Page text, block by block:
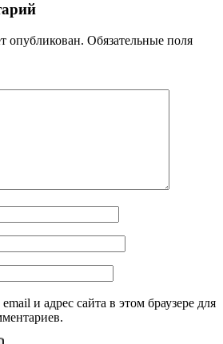
опубликован. Обязательные поля
и адрес сайта в этом браузере для